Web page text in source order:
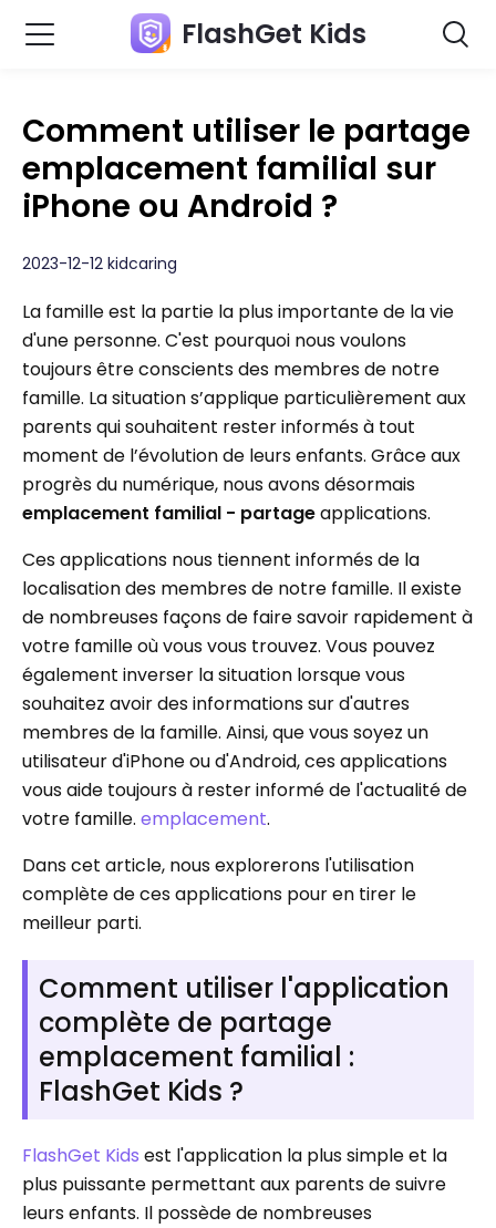
FlashGet Kids
Comment utiliser le partage
emplacement familial sur
iPhone ou Android ?
2023-12-12 kidcaring
La famille est la partie la plus importante de la vie
d'une personne. C'est pourquoi nous voulons
toujours être conscients des membres de notre
famille. La situation s’applique particulièrement aux
parents qui souhaitent rester informés à tout
moment de l’évolution de leurs enfants. Grâce aux
progrès du numérique, nous avons désormais
emplacement familial - partageapplications.
Ces applications nous tiennent informés de la
localisation des membres de notre famille. Il existe
de nombreuses façons de faire savoir rapidement à
votre famille où vous vous trouvez. Vous pouvez
également inverser la situation lorsque vous
souhaitez avoir des informations sur d'autres
membres de la famille. Ainsi, que vous soyez un
utilisateur d'iPhone ou d'Android, ces applications
vous aide toujours à rester informé de l'actualité de
votre famille. emplacement.
Dans cet article, nous explorerons l'utilisation
complète de ces applications pour en tirer le
meilleur parti.
Comment utiliser l'application
complète de partage
emplacement familial :
FlashGet Kids ?
FlashGet Kids est l'application la plus simple et la
plus puissante permettant aux parents de suivre
leurs enfants. Il possède de nombreuses